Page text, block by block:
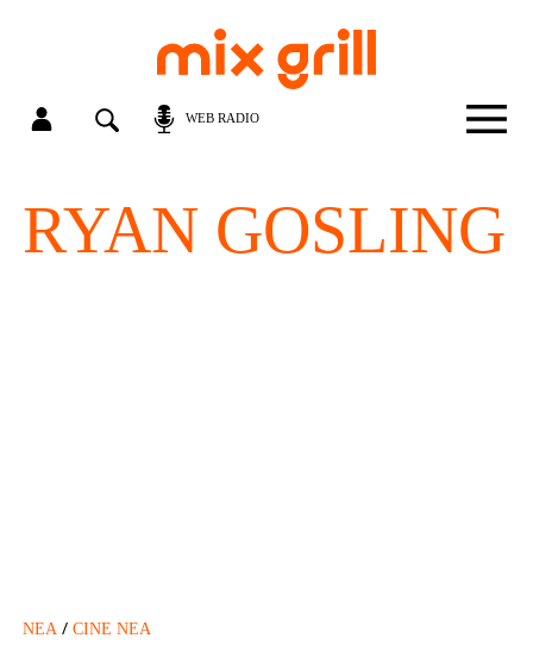
WEB RADIO
RYAN GOSLING
ΝΈΑ /CINE ΝΈΑ